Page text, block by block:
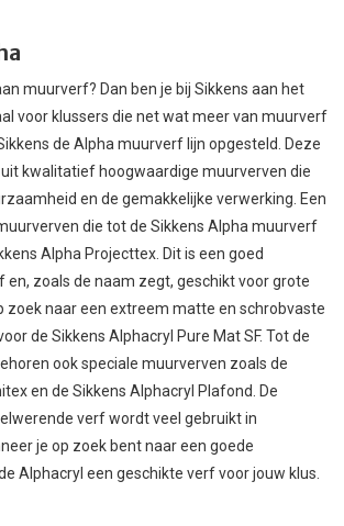
muurverf? Dan ben je bij Sikkens aan het
voor klussers die net wat meer van muurverf
de Alpha muurverf lijn opgesteld. Deze
kwalitatief hoogwaardige muurverven die
en de gemakkelijke verwerking. Een
die tot de Sikkens Alpha muurverf
Alpha Projecttex. Dit is een goed
en, zoals de naam zegt, geschikt voor grote
zoek naar een extreem matte en schrobvaste
de Sikkens Alphacryl Pure Mat SF. Tot de
ook speciale muurverven zoals de
en de Sikkens Alphacryl Plafond. De
verf wordt veel gebruikt in
je op zoek bent naar een goede
Alphacryl een geschikte verf voor jouw klus.